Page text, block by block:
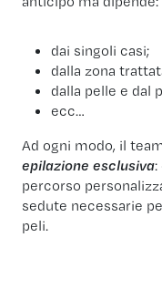
dai singoli casi;
dalla zona
dalla pelle e dal
ecc…
Ad ogni modo, il
epilazione esclusiva:
percorso
sedute necessarie
peli.